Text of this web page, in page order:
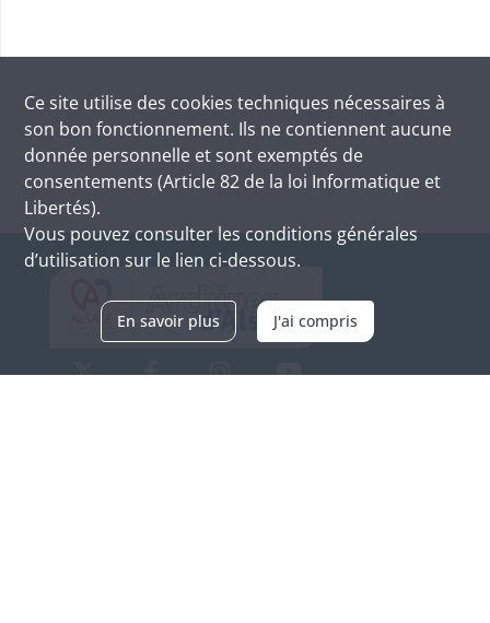
Ce site utilise des cookies techniques nécessaires à
son bon fonctionnement. Ils ne contiennent aucune
donnée personnelle et sont exemptés de
consentements (Article 82 de la loi Informatique et
Libertés).
Vous pouvez consulter les conditions générales
d’utilisation sur le lien ci-dessous.
En savoir plus J'ai compris